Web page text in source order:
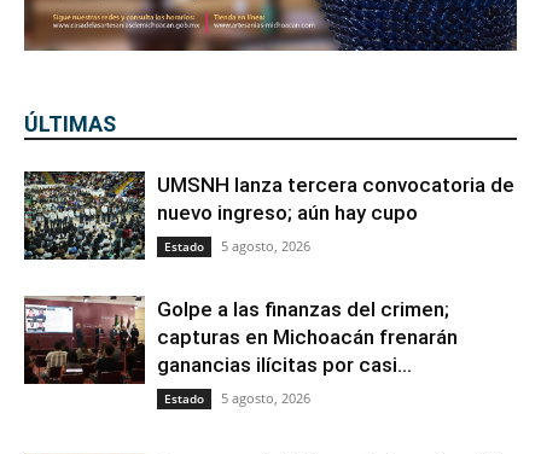
ÚLTIMAS
UMSNH lanza tercera convocatoria de
nuevo ingreso; aún hay cupo
Estado 5 agosto, 2026
Golpe a las finanzas del crimen;
capturas en Michoacán frenarán
ganancias ilícitas por casi...
Estado 5 agosto, 2026